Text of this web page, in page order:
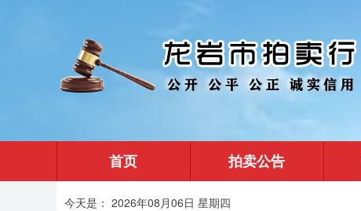
首页 拍卖公告
今天是： 2026年08月06日 星期四